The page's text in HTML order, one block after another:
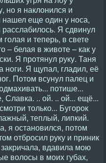
но я наклонился и
еще один у носа,
Я сдвинул
и теперь, в свете
– белая в животе – как у
Я протянул руку. Таня
ноги. Я щупал, гладил, её
Потом всунул палец и
потише...
Славка. .. ой. .. ой... ещё...
только... Бугорок
теплый, липкий.
я остановился, потом
отбросил руку и приник
вдавила мою
волосы в моих губах,